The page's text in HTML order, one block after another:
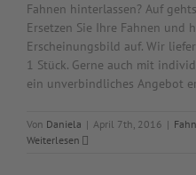
Fahnen hinterlassen? Auf
Ersetzen Sie Ihre Fahnen und
Erscheinungsbild auf. Wir
1 Stück. Gerne auch mit
ein unverbindliches Angebot
Von Daniela | April 7th, 2016 |
Weiterlesen